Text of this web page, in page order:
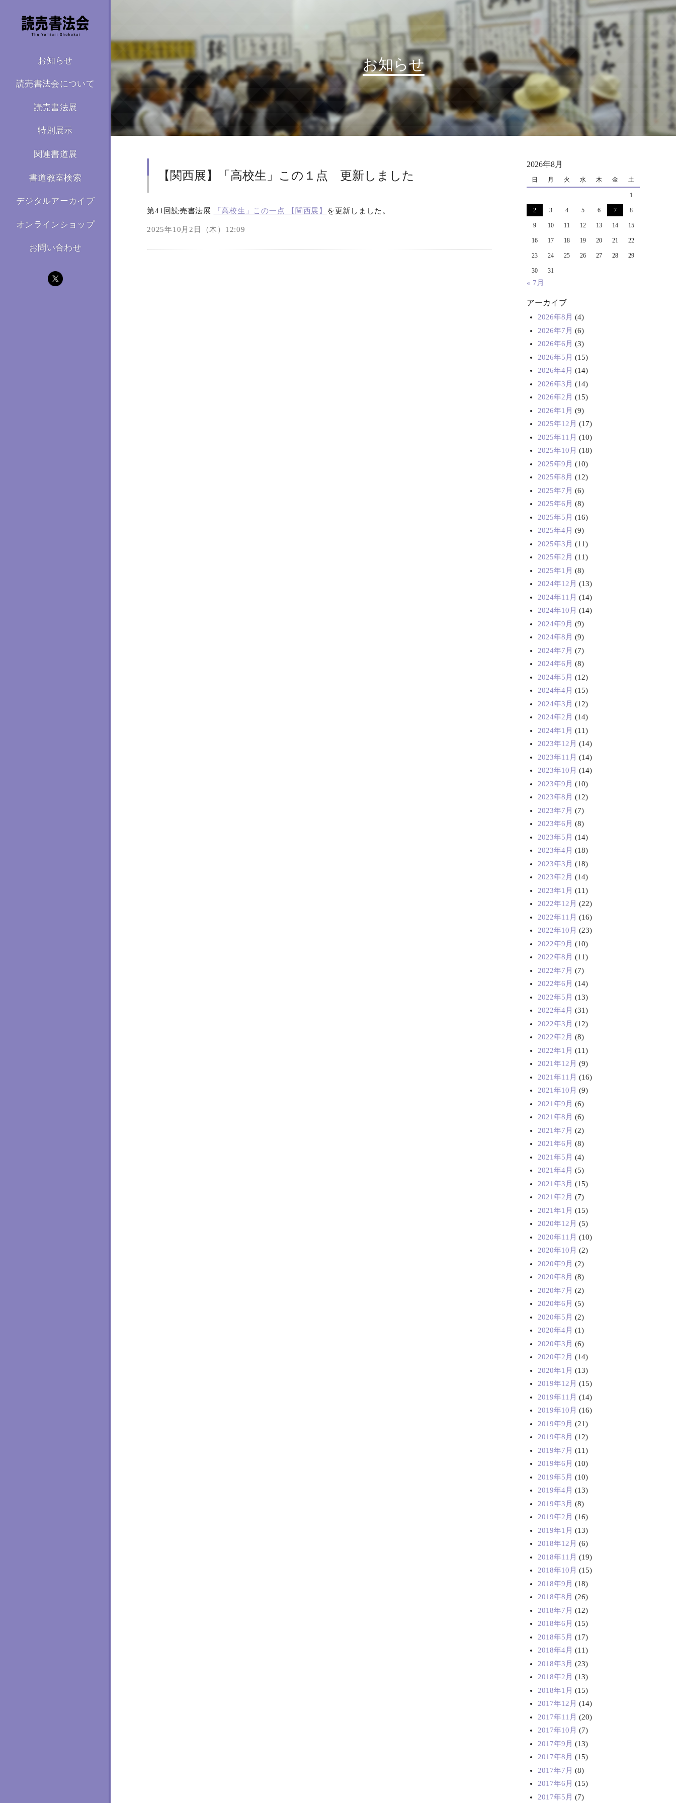
お知らせ
読売書法会について
読売書法展
特別展示
関連書道展
書道教室検索
デジタルアーカイブ
オンラインショップ
お問い合わせ
お知らせ
【関西展】「高校生」この１点 更新しました
第41回読売書法展 「高校生」この一点 【関西展】 を更新しました。
2025年10月2日（木）12:09
2026年8月
日 月 火 水 木 金 土
1
2 3 4 5 6 7 8
9 10 11 12 13 14 15
16 17 18 19 20 21 22
23 24 25 26 27 28 29
30 31
« 7月
アーカイブ
2026年8月 (4)
2026年7月 (6)
2026年6月 (3)
2026年5月 (15)
2026年4月 (14)
2026年3月 (14)
2026年2月 (15)
2026年1月 (9)
2025年12月 (17)
2025年11月 (10)
2025年10月 (18)
2025年9月 (10)
2025年8月 (12)
2025年7月 (6)
2025年6月 (8)
2025年5月 (16)
2025年4月 (9)
2025年3月 (11)
2025年2月 (11)
2025年1月 (8)
2024年12月 (13)
2024年11月 (14)
2024年10月 (14)
2024年9月 (9)
2024年8月 (9)
2024年7月 (7)
2024年6月 (8)
2024年5月 (12)
2024年4月 (15)
2024年3月 (12)
2024年2月 (14)
2024年1月 (11)
2023年12月 (14)
2023年11月 (14)
2023年10月 (14)
2023年9月 (10)
2023年8月 (12)
2023年7月 (7)
2023年6月 (8)
2023年5月 (14)
2023年4月 (18)
2023年3月 (18)
2023年2月 (14)
2023年1月 (11)
2022年12月 (22)
2022年11月 (16)
2022年10月 (23)
2022年9月 (10)
2022年8月 (11)
2022年7月 (7)
2022年6月 (14)
2022年5月 (13)
2022年4月 (31)
2022年3月 (12)
2022年2月 (8)
2022年1月 (11)
2021年12月 (9)
2021年11月 (16)
2021年10月 (9)
2021年9月 (6)
2021年8月 (6)
2021年7月 (2)
2021年6月 (8)
2021年5月 (4)
2021年4月 (5)
2021年3月 (15)
2021年2月 (7)
2021年1月 (15)
2020年12月 (5)
2020年11月 (10)
2020年10月 (2)
2020年9月 (2)
2020年8月 (8)
2020年7月 (2)
2020年6月 (5)
2020年5月 (2)
2020年4月 (1)
2020年3月 (6)
2020年2月 (14)
2020年1月 (13)
2019年12月 (15)
2019年11月 (14)
2019年10月 (16)
2019年9月 (21)
2019年8月 (12)
2019年7月 (11)
2019年6月 (10)
2019年5月 (10)
2019年4月 (13)
2019年3月 (8)
2019年2月 (16)
2019年1月 (13)
2018年12月 (6)
2018年11月 (19)
2018年10月 (15)
2018年9月 (18)
2018年8月 (26)
2018年7月 (12)
2018年6月 (15)
2018年5月 (17)
2018年4月 (11)
2018年3月 (23)
2018年2月 (13)
2018年1月 (15)
2017年12月 (14)
2017年11月 (20)
2017年10月 (7)
2017年9月 (13)
2017年8月 (15)
2017年7月 (8)
2017年6月 (15)
2017年5月 (7)
お知らせ
読売書法会について
読売書法展
関連書道展
オンラインショップ